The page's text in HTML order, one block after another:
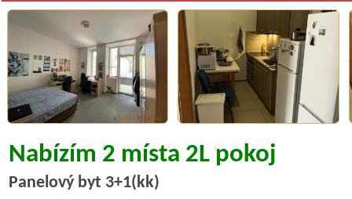
Nabízím 2 místa 2L pokoj
Panelový byt 3+1(kk)